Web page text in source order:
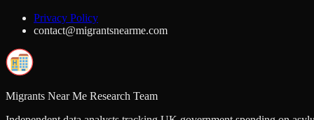
Privacy Policy
contact@migrantsnearme.com
Migrants Near Me Research Team